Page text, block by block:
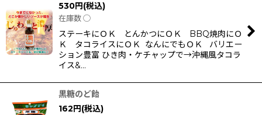
530円(税込)
在庫数 ◯
ステーキにＯＫ とんかつにＯＫ BBQ焼肉にＯ
Ｋ タコライスにＯＫ なんにでもＯＫ バリエー
ション豊富 ひき肉・ケチャップで→沖縄風タコラ
イス&…
黒糖のど飴
162円(税込)